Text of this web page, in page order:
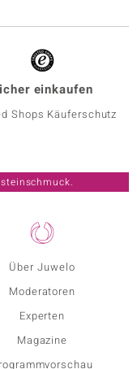
Über Juwelo
Moderatoren
Experten
Magazine
einkaufen
Shops Käuferschutz